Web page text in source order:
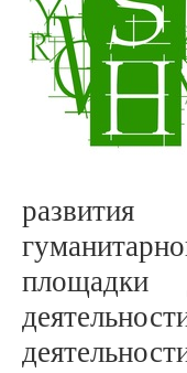
развития
площадки